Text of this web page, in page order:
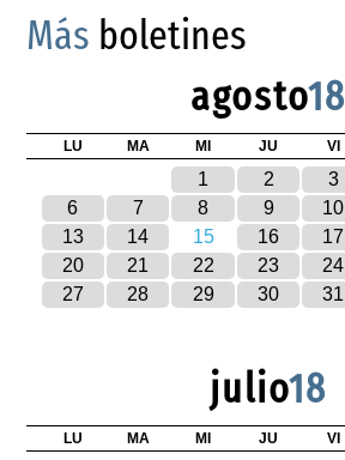
Más boletines
agosto18
LU MA MI JU VI
1 2 3
6
7 8 9 10
13
14 15 16 17
20
21 22 23 24
27
28 29 30 31
julio18
LU MA MI JU VI